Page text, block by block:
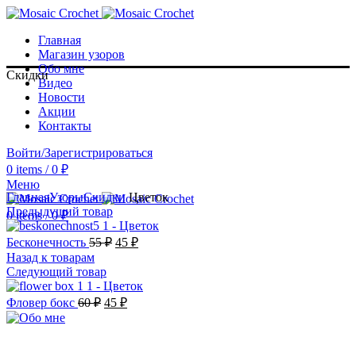
Главная
Магазин узоров
Обо мне
Видео
Новости
Акции
Контакты
Войти/Зарегистрироваться
0 items / 0 ₽
Меню
0items / 0₽
Скидки
Смотреть видео
ГлавнаяУзорыСкидкиЦветок
Предыдущий товар
Бесконечность 55₽ 45 ₽
Назад к товарам
Следующий товар
Фловер бокс 60₽ 45 ₽